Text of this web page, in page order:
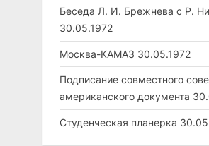
Беседа Л. И. Брежнева с Р.
30.05.1972
Москва-КАМАЗ 30.05.1972
Подписание совместного
американского документа
Студенческая планерка